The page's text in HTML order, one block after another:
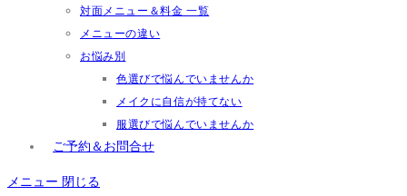
対面メニュー＆料金 一覧
メニューの違い
お悩み別
色選びで悩んでいませんか
メイクに自信が持てない
服選びで悩んでいませんか
ご予約＆お問合せ
メニュー 閉じる